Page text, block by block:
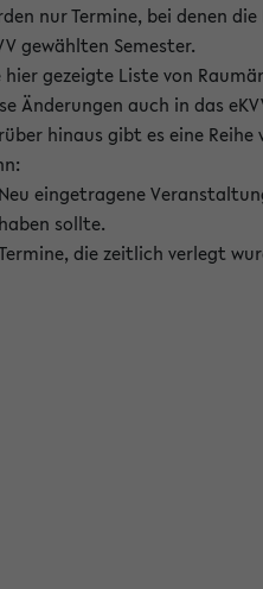
nur Termine, bei denen
gewählten Semester.
hier gezeigte Liste von
Änderungen auch in das
hinaus gibt es eine
Neu eingetragene
haben sollte.
die zeitlich verlegt